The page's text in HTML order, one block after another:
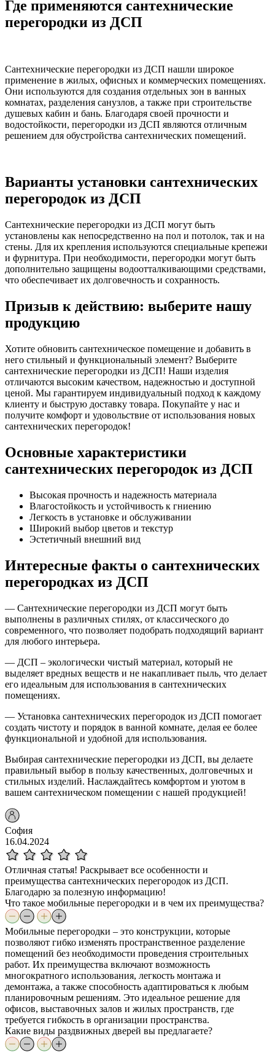
Где применяются сантехнические
перегородки из ДСП
Сантехнические перегородки из ДСП нашли широкое
применение в жилых, офисных и коммерческих помещениях.
Они используются для создания отдельных зон в ванных
комнатах, разделения санузлов, а также при строительстве
душевых кабин и бань. Благодаря своей прочности и
водостойкости, перегородки из ДСП являются отличным
решением для обустройства сантехнических помещений.
Варианты установки сантехнических
перегородок из ДСП
Сантехнические перегородки из ДСП могут быть
установлены как непосредственно на пол и потолок, так и на
стены. Для их крепления используются специальные крепежи
и фурнитура. При необходимости, перегородки могут быть
дополнительно защищены водоотталкивающими средствами,
что обеспечивает их долговечность и сохранность.
Призыв к действию: выберите нашу
продукцию
Хотите обновить сантехническое помещение и добавить в
него стильный и функциональный элемент? Выберите
сантехнические перегородки из ДСП! Наши изделия
отличаются высоким качеством, надежностью и доступной
ценой. Мы гарантируем индивидуальный подход к каждому
клиенту и быструю доставку товара. Покупайте у нас и
получите комфорт и удовольствие от использования новых
сантехнических перегородок!
Основные характеристики
сантехнических перегородок из ДСП
Высокая прочность и надежность материала
Влагостойкость и устойчивость к гниению
Легкость в установке и обслуживании
Широкий выбор цветов и текстур
Эстетичный внешний вид
Интересные факты о сантехнических
перегородках из ДСП
— Сантехнические перегородки из ДСП могут быть
выполнены в различных стилях, от классического до
современного, что позволяет подобрать подходящий вариант
для любого интерьера.
— ДСП – экологически чистый материал, который не
выделяет вредных веществ и не накапливает пыль, что делает
его идеальным для использования в сантехнических
помещениях.
— Установка сантехнических перегородок из ДСП помогает
создать чистоту и порядок в ванной комнате, делая ее более
функциональной и удобной для использования.
Выбирая сантехнические перегородки из ДСП, вы делаете
правильный выбор в пользу качественных, долговечных и
стильных изделий. Наслаждайтесь комфортом и уютом в
вашем сантехническом помещении с нашей продукцией!
София
16.04.2024
Отличная статья! Раскрывает все особенности и
преимущества сантехнических перегородок из ДСП.
Благодарю за полезную информацию!
Что такое мобильные перегородки и в чем их преимущества?
Мобильные перегородки – это конструкции, которые
позволяют гибко изменять пространственное разделение
помещений без необходимости проведения строительных
работ. Их преимущества включают возможность
многократного использования, легкость монтажа и
демонтажа, а также способность адаптироваться к любым
планировочным решениям. Это идеальное решение для
офисов, выставочных залов и жилых пространств, где
требуется гибкость в организации пространства.
Какие виды раздвижных дверей вы предлагаете?